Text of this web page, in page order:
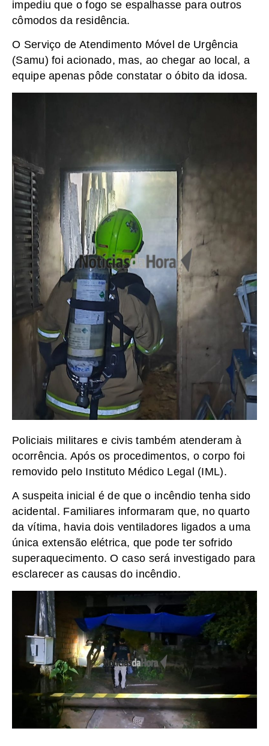
impediu que o fogo se espalhasse para outros
cômodos da residência.
O Serviço de Atendimento Móvel de Urgência
(Samu) foi acionado, mas, ao chegar ao local, a
equipe apenas pôde constatar o óbito da idosa.
Policiais militares e civis também atenderam à
ocorrência. Após os procedimentos, o corpo foi
removido pelo Instituto Médico Legal (IML).
A suspeita inicial é de que o incêndio tenha sido
acidental. Familiares informaram que, no quarto
da vítima, havia dois ventiladores ligados a uma
única extensão elétrica, que pode ter sofrido
superaquecimento. O caso será investigado para
esclarecer as causas do incêndio.